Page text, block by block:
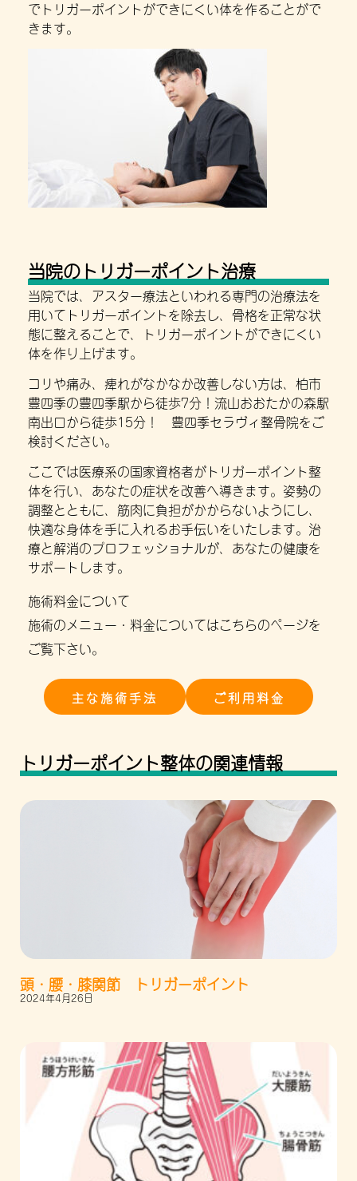
でトリガーポイントができにくい体を作ることがで
きます。
当院のトリガーポイント治療
当院では、アスター療法といわれる専門の治療法を
用いてトリガーポイントを除去し、骨格を正常な状
態に整えることで、トリガーポイントができにくい
体を作り上げます。
コリや痛み、痺れがなかなか改善しない方は、柏市
豊四季の豊四季駅から徒歩7分！流山おおたかの森駅
南出口から徒歩15分！ 豊四季セラヴィ整骨院をご
検討ください。
ここでは医療系の国家資格者がトリガーポイント整
体を行い、あなたの症状を改善へ導きます。姿勢の
調整とともに、筋肉に負担がかからないようにし、
快適な身体を手に入れるお手伝いをいたします。治
療と解消のプロフェッショナルが、あなたの健康を
サポートします。
施術料金について
施術のメニュー・料金についてはこちらのページを
ご覧下さい。
主な施術手法 ご利用料金
トリガーポイント整体の関連情報
頭・腰・膝関節 トリガーポイント
2024年4月26日